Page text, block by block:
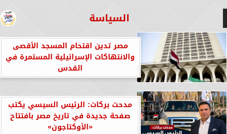
السياسة
مصر تدين اقتحام المسجد الأقصى
والانتهاكات الإسرائيلية المستمرة في
القدس
مدحت بركات: الرئيس السيسي يكتب
صفحة جديدة في تاريخ مصر بافتتاح
«الأوكتاجون»